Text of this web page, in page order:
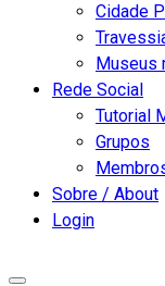
Cidade
Museus
Rede Social
Tutorial
Grupos
Sobre / About
Login